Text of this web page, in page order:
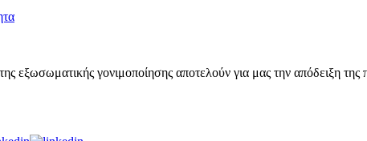
εξωσωματικής γονιμοποίησης αποτελούν για μας την απόδειξη